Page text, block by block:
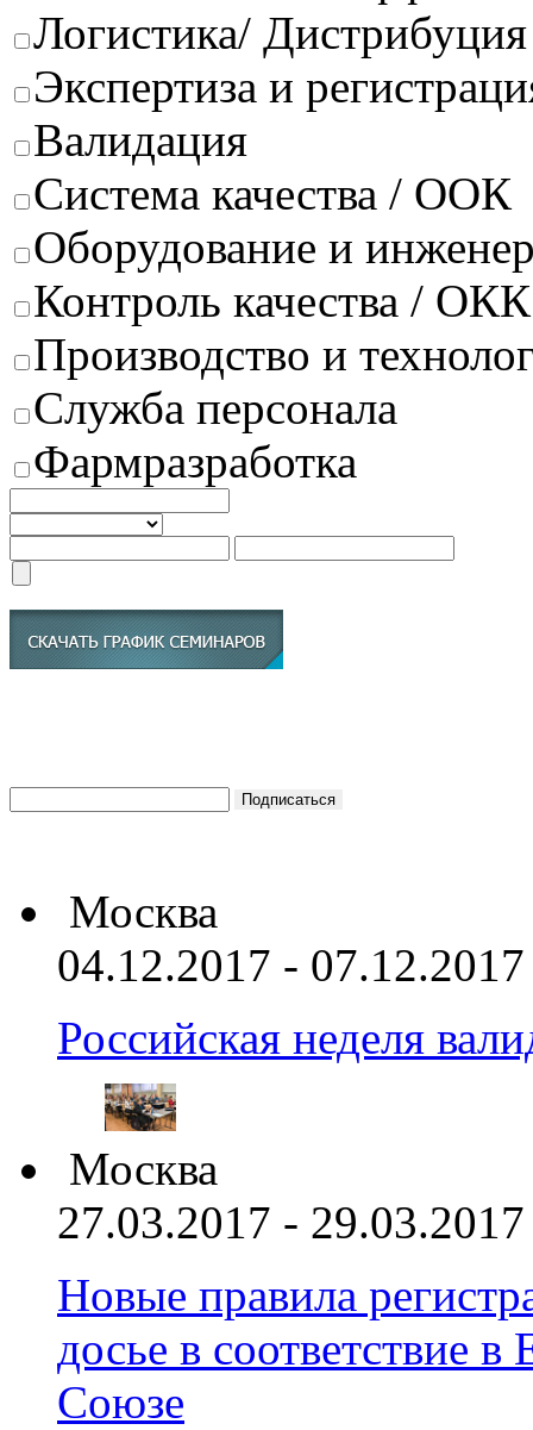
Логистика/
Экспертиза и
Валидация
Система качества / ООК
Оборудование и
Контроль качества / ОКК
Производство и
Служба персонала
Фармразработка
Москва
04.12.2017 - 07.12.2017
Российская неделя
Москва
27.03.2017 - 29.03.2017
Новые правила
досье в соответствие
Союзе